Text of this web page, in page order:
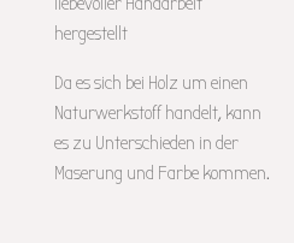
hergestellt
Da es sich bei Holz um einen
Naturwerkstoff handelt, kann
es zu Unterschieden in der
Maserung und Farbe kommen.